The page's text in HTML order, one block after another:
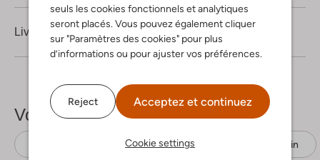
seuls les cookies fonctionnels et analytiques
seront placés. Vous pouvez également cliquer
sur "Paramètres des cookies" pour plus
d’informations ou pour ajuster vos préférences.
Reject Acceptez et continuez
Cookie settings
Livraison & retours
Voir plus
Greek Archaic Kori Satin